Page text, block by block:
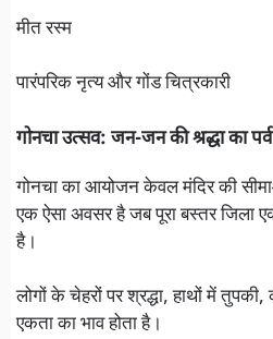
मीत रस्म
पारंपरिक नृत्य और गोंड चित्रकारी
गोनचा उत्सव: जन-जन की श्रद्धा का पर्व
गोनचा का आयोजन केवल मंदिर की
एक ऐसा अवसर है जब पूरा बस्तर जिला
है।
लोगों के चेहरों पर श्रद्धा, हाथों में
एकता का भाव होता है।